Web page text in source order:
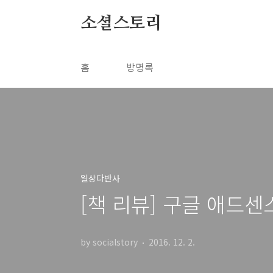
소셜스토리
홈 방명록
일상다반사
[책 리뷰] 구글 애드센
by socialstory 2016. 12. 2.